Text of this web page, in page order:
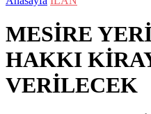
MESİRE
HAKKI
VERİLECEK